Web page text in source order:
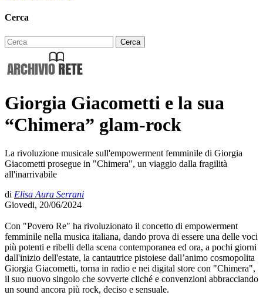
Cerca
Giorgia Giacometti e la sua
“Chimera” glam-rock
La rivoluzione musicale sull'empowerment femminile di Giorgia
Giacometti prosegue in "Chimera", un viaggio dalla fragilità
all'inarrivabile
di Elisa Aura Serrani
Giovedi, 20/06/2024
Con "Povero Re" ha rivoluzionato il concetto di empowerment
femminile nella musica italiana, dando prova di essere una delle voci
più potenti e ribelli della scena contemporanea ed ora, a pochi giorni
dall'inizio dell'estate, la cantautrice pistoiese dall’animo cosmopolita
Giorgia Giacometti, torna in radio e nei digital store con "Chimera",
il suo nuovo singolo che sovverte cliché e convenzioni abbracciando
un sound ancora più rock, deciso e sensuale.